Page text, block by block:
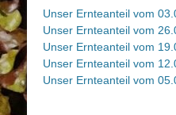
Unser Ernteanteil vom
Unser Ernteanteil vom
Unser Ernteanteil vom
Unser Ernteanteil vom
Unser Ernteanteil vom